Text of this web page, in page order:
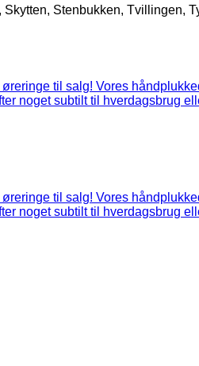
Stenbukken, Tvillingen,